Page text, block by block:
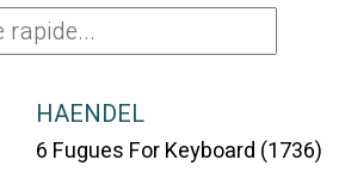
HAENDEL
6 Fugues For Keyboard (1736)